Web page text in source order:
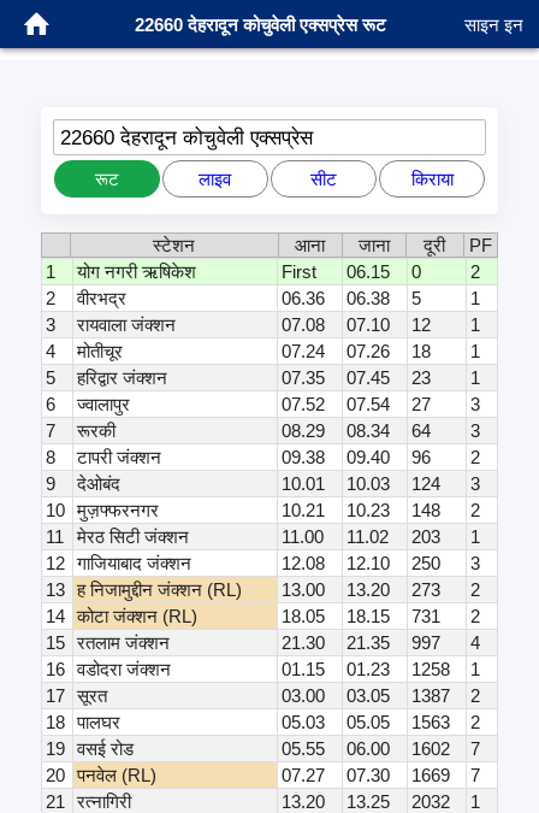
22660 देहरादून कोचुवेली एक्सप्रेस रूट साइन इन
22660 देहरादून कोचुवेली एक्सप्रेस
रूट लाइव सीट किराया
स्टेशन आना जाना दूरी
PF
1
योग नगरी ऋषिकेश First 06.15 0
2
2
वीरभद्र 06.36 06.38 5
1
3
रायवाला जंक्शन 07.08 07.10 12
1
4
मोतीचूर 07.24 07.26 18
1
5
हरिद्वार जंक्शन 07.35 07.45 23
1
6
ज्वालापुर 07.52 07.54 27
3
7
रूरकी 08.29 08.34 64
3
8
टापरी जंक्शन 09.38 09.40 96
2
9
देओबंद 10.01 10.03 124
3
10 मुज़फ्फरनगर 10.21 10.23 148
2
11
मेरठ सिटी जंक्शन 11.00 11.02 203
1
12 गाजियाबाद जंक्शन 12.08 12.10 250
3
13 ह निजामुद्दीन जंक्शन (RL) 13.00 13.20 273
2
14 कोटा जंक्शन (RL) 18.05 18.15 731
2
15 रतलाम जंक्शन 21.30 21.35 997
4
16 वडोदरा जंक्शन 01.15 01.23 1258
1
17 सूरत 03.00 03.05 1387
2
18 पालघर 05.03 05.05 1563
2
19 वसई रोड 05.55 06.00 1602
7
20 पनवेल (RL) 07.27 07.30 1669
7
21
रत्नागिरी 13.20 13.25 2032
1